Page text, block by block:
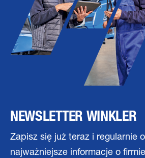
NEWSLETTER WINKLER
Zapisz się już teraz i regularnie
najważniejsze informacje o